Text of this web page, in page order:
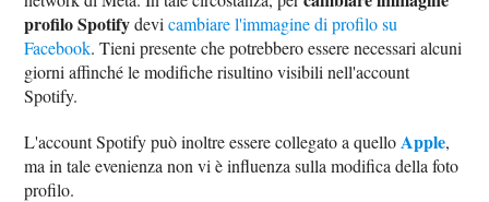
profilo Spotifydevicambiare l'immagine di profilo su
Facebook. Tieni presente che potrebbero essere necessari alcuni
giorni affinché le modifiche risultino visibili nell'account
Spotify.
L'account Spotify può inoltre essere collegato a quello Apple,
ma in tale evenienza non vi è influenza sulla modifica della foto
profilo.